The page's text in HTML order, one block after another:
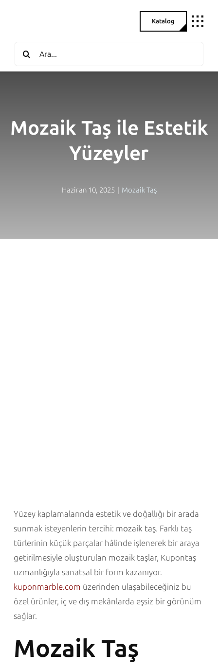
Katalog
Search
for:
Mozaik Taş ile Estetik
Yüzeyler
Haziran 10, 2025 Mozaik Taş
Yüzey kaplamalarında estetik ve doğallığı bir arada
sunmak isteyenlerin tercihi: mozaik taş. Farklı taş
türlerinin küçük parçalar hâlinde işlenerek bir araya
getirilmesiyle oluşturulan mozaik taşlar, Kupontaş
uzmanlığıyla sanatsal bir form kazanıyor.
kuponmarble.com üzerinden ulaşabileceğiniz bu
özel ürünler, iç ve dış mekânlarda eşsiz bir görünüm
sağlar.
Mozaik Taş